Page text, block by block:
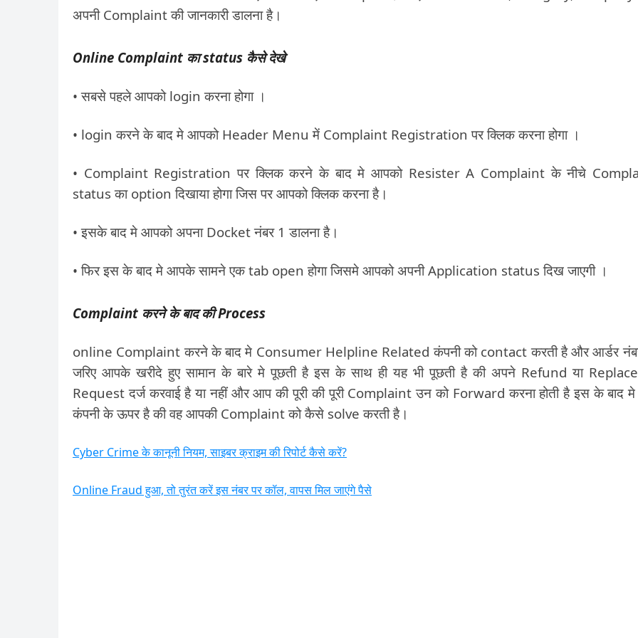
अपनी Complaint की जानकारी डालना है।
Online Complaint का status कैसे देखे
• सबसे पहले आपको login करना होगा ।
• login करने के बाद मे आपको Header Menu में Complaint Registration पर क्लिक करना होगा ।
• Complaint Registration पर क्लिक करने के बाद मे आपको Resister A Complaint के नीचे
status का option दिखाया होगा जिस पर आपको क्लिक करना है।
• इसके बाद मे आपको अपना Docket नंबर 1 डालना है।
• फिर इस के बाद मे आपके सामने एक tab open होगा जिसमे आपको अपनी Application status दिख जाएगी ।
Complaint करने के बाद की Process
online Complaint करने के बाद मे Consumer Helpline Related कंपनी को contact करती है और आर्डर
जरिए आपके खरीदे हुए सामान के बारे मे पूछती है इस के साथ ही यह भी पूछती है की अपने Refund या
Request दर्ज करवाई है या नहीं और आप की पूरी की पूरी Complaint उन को Forward करना होती है इस के बाद
कंपनी के ऊपर है की वह आपकी Complaint को कैसे solve करती है।
Cyber Crime के कानूनी नियम, साइबर क्राइम की रिपोर्ट कैसे करें?
Online Fraud हुआ, तो तुरंत करें इस नंबर पर कॉल, वापस मिल जाएंगे पैसे